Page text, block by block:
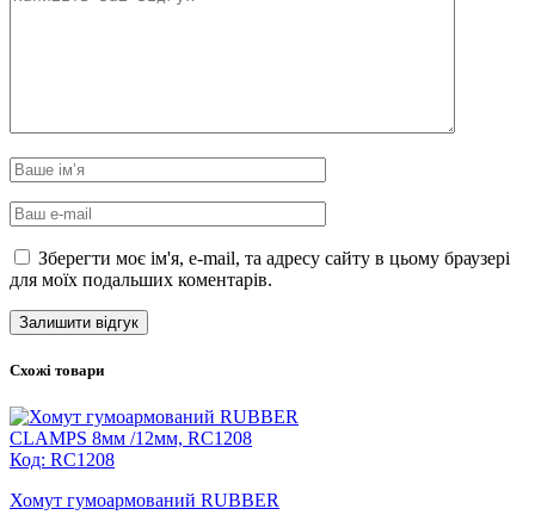
Зберегти моє ім'я, e-mail, та адресу сайту в цьому браузері
для моїх подальших коментарів.
Схожі товари
Код: RC1208
Хомут гумоармований RUBBER